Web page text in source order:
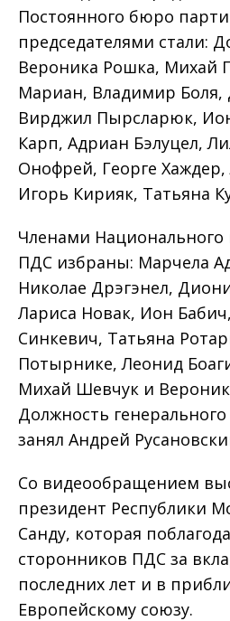
Постоянного бюро
председателями стали:
Вероника Рошка, Михай
Мариан, Владимир Боля,
Вирджил Пырсларюк,
Карп, Адриан Бэлуцел,
Онофрей, Георге Хаждер,
Игорь Кирияк, Татьяна
Членами
ПДС избраны: Марчела
Николае Дрэгэнел,
Лариса Новак, Ион
Синкевич, Татьяна
Потырнике, Леонид
Михай Шевчук и
Должность
занял Андрей
Со видеообращением
президент Республики
Санду, которая
сторонников ПДС за
последних лет и в
Европейскому союзу.